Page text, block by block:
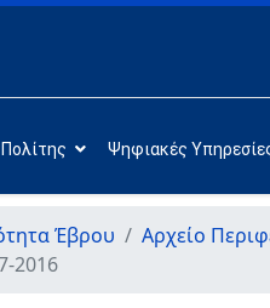
Πολίτης Ψηφιακές
Έβρου
Αρχείο
2016